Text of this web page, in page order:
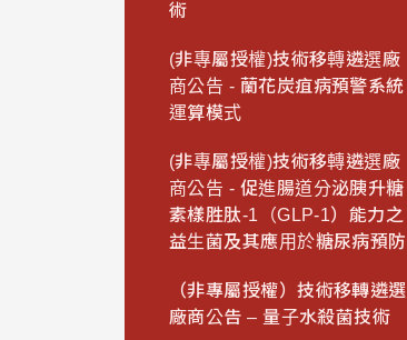
術
(非專屬授權)技術移轉遴選廠
商公告 - 蘭花炭疽病預警系統
運算模式
(非專屬授權)技術移轉遴選廠
商公告 - 促進腸道分泌胰升糖
素樣胜肽-1（GLP-1）能力之
益生菌及其應用於糖尿病預防
（非專屬授權）技術移轉遴選
廠商公告 – 量子水殺菌技術